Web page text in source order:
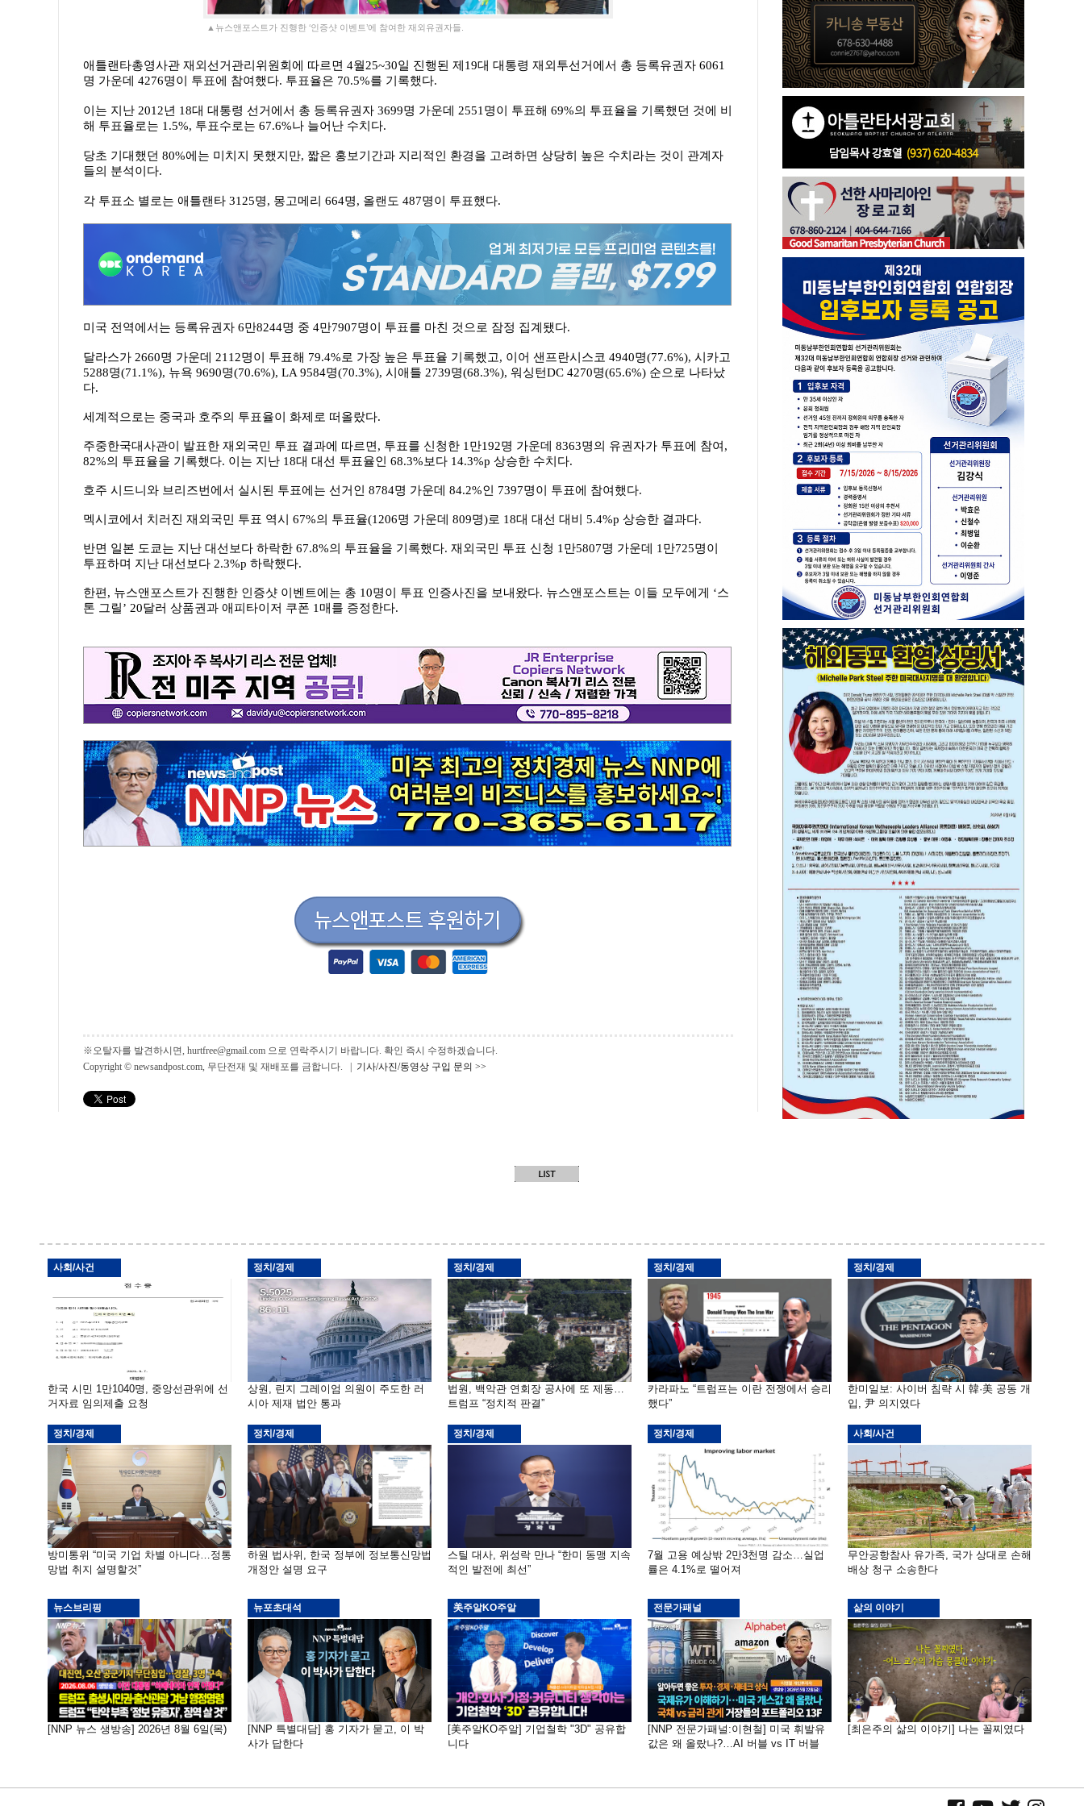
▲뉴스앤포스트가 진행한 ‘인증샷 이벤트’에 참여한 재외유권자들.
애틀랜타총영사관 재외선거관리위원회에 따르면 4월25~30일 진행된 제19대 대통령 재외투선거에서 총 등록유권자 6061
명 가운데 4276명이 투표에 참여했다. 투표율은 70.5%를 기록했다.
이는 지난 2012년 18대 대통령 선거에서 총 등록유권자 3699명 가운데 2551명이 투표해 69%의 투표율을 기록했던 것에 비
해 투표율로는 1.5%, 투표수로는 67.6%나 늘어난 수치다.
당초 기대했던 80%에는 미치지 못했지만, 짧은 홍보기간과 지리적인 환경을 고려하면 상당히 높은 수치라는 것이 관계자
들의 분석이다.
각 투표소 별로는 애틀랜타 3125명, 몽고메리 664명, 올랜도 487명이 투표했다.
미국 전역에서는 등록유권자 6만8244명 중 4만7907명이 투표를 마친 것으로 잠정 집계됐다.
달라스가 2660명 가운데 2112명이 투표해 79.4%로 가장 높은 투표율 기록했고, 이어 샌프란시스코 4940명(77.6%), 시카고
5288명(71.1%), 뉴욕 9690명(70.6%), LA 9584명(70.3%), 시애틀 2739명(68.3%), 워싱턴DC 4270명(65.6%) 순으로 나타났
다.
세계적으로는 중국과 호주의 투표율이 화제로 떠올랐다.
주중한국대사관이 발표한 재외국민 투표 결과에 따르면, 투표를 신청한 1만192명 가운데 8363명의 유권자가 투표에 참여,
82%의 투표율을 기록했다. 이는 지난 18대 대선 투표율인 68.3%보다 14.3%p 상승한 수치다.
호주 시드니와 브리즈번에서 실시된 투표에는 선거인 8784명 가운데 84.2%인 7397명이 투표에 참여했다.
멕시코에서 치러진 재외국민 투표 역시 67%의 투표율(1206명 가운데 809명)로 18대 대선 대비 5.4%p 상승한 결과다.
반면 일본 도쿄는 지난 대선보다 하락한 67.8%의 투표율을 기록했다. 재외국민 투표 신청 1만5807명 가운데 1만725명이
투표하며 지난 대선보다 2.3%p 하락했다.
한편, 뉴스앤포스트가 진행한 인증샷 이벤트에는 총 10명이 투표 인증사진을 보내왔다. 뉴스앤포스트는 이들 모두에게 ‘스
톤 그릴’ 20달러 상품권과 애피타이저 쿠폰 1매를 증정한다.
※오탈자를 발견하시면, hurtfree@gmail.com 으로 연락주시기 바랍니다. 확인 즉시 수정하겠습니다.
Copyright © newsandpost.com, 무단전재 및 재배포를 금합니다. | 기사/사진/동영상 구입 문의 >>
사회/사건
한국 시민 1만1040명, 중앙선관위에 선
거자료 임의제출 요청
정치/경제
상원, 린지 그레이엄 의원이 주도한 러
시아 제재 법안 통과
정치/경제
법원, 백악관 연회장 공사에 또 제동…
트럼프 “정치적 판결”
정치/경제
카라파노 “트럼프는 이란 전쟁에서 승리
했다”
정치/경제
한미일보: 사이버 침략 시 韓·美 공동 개
입, 尹 의지였다
정치/경제
방미통위 “미국 기업 차별 아니다…정통
망법 취지 설명할것”
정치/경제
하원 법사위, 한국 정부에 정보통신망법
개정안 설명 요구
정치/경제
스틸 대사, 위성락 만나 “한미 동맹 지속
적인 발전에 최선”
정치/경제
7월 고용 예상밖 2만3천명 감소…실업
률은 4.1%로 떨어져
사회/사건
무안공항참사 유가족, 국가 상대로 손해
배상 청구 소송한다
뉴스브리핑
[NNP 뉴스 생방송] 2026년 8월 6일(목)
뉴포초대석
[NNP 특별대담] 홍 기자가 묻고, 이 박
사가 답한다
美주알KO주알
[美주알KO주알] 기업철학 "3D" 공유합
니다
전문가패널
[NNP 전문가패널:이현철] 미국 휘발유
값은 왜 올랐나?…AI 버블 vs IT 버블
삶의 이야기
[최은주의 삶의 이야기] 나는 꼴찌였다